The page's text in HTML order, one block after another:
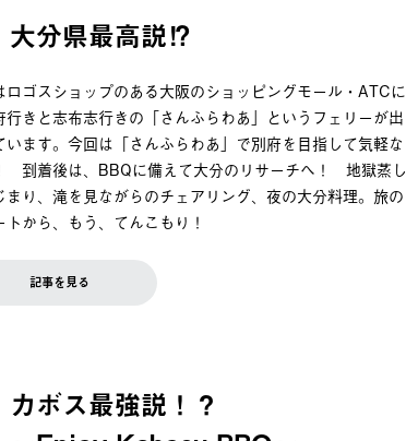
大分県最高説⁉︎
ロゴスショップのある大阪のショッピングモール・ATCに
行きと志布志行きの「さんふらわあ」というフェリーが出
います。今回は「さんふらわあ」で別府を目指して気軽な
到着後は、BBQに備えて大分のリサーチへ！ 地獄蒸し
まり、滝を見ながらのチェアリング、夜の大分料理。旅の
トから、もう、てんこもり！
記事を見る
カボス最強説！？